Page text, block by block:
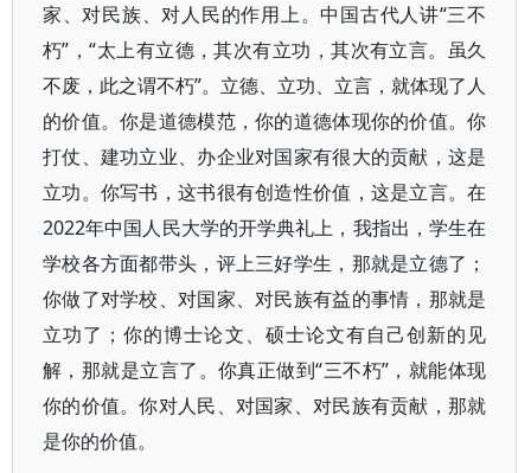
家、对民族、对人民的作用上。中国古代人讲“三不
朽”，“太上有立德，其次有立功，其次有立言。虽久
不废，此之谓不朽”。立德、立功、立言，就体现了人
的价值。你是道德模范，你的道德体现你的价值。你
打仗、建功立业、办企业对国家有很大的贡献，这是
立功。你写书，这书很有创造性价值，这是立言。在
2022年中国人民大学的开学典礼上，我指出，学生在
学校各方面都带头，评上三好学生，那就是立德了；
你做了对学校、对国家、对民族有益的事情，那就是
立功了；你的博士论文、硕士论文有自己创新的见
解，那就是立言了。你真正做到“三不朽”，就能体现
你的价值。你对人民、对国家、对民族有贡献，那就
是你的价值。